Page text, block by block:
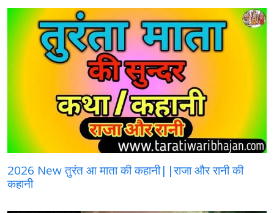
2026 New तुरंत आ माता की कहानी||राजा और रानी की
कहानी